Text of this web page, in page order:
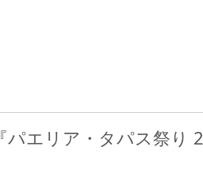
『パエリア・タパス祭り